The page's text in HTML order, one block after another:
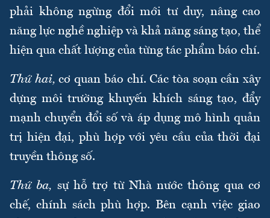
phải không ngừng đổi mới tư duy, nâng cao
năng lực nghề nghiệp và khả năng sáng tạo, thể
hiện qua chất lượng của từng tác phẩm báo chí.
Thứ hai, cơ quan báo chí. Các tòa soạn cần xây
dựng môi trường khuyến khích sáng tạo, đẩy
mạnh chuyển đổi số và áp dụng mô hình quản
trị hiện đại, phù hợp với yêu cầu của thời đại
truyền thông số.
Thứ ba, sự hỗ trợ từ Nhà nước thông qua cơ
chế, chính sách phù hợp. Bên cạnh việc giao